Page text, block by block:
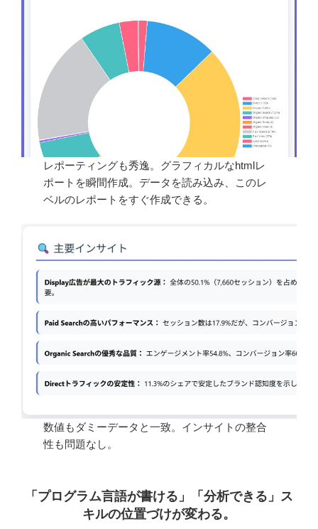
レポーティングも秀逸。グラフィカルなhtmlレ
ポートを瞬間作成。データを読み込み、このレ
ベルのレポートをすぐ作成できる。
数値もダミーデータと一致。インサイトの整合
性も問題なし。
「プログラム言語が書ける」「分析できる」ス
キルの位置づけが変わる。